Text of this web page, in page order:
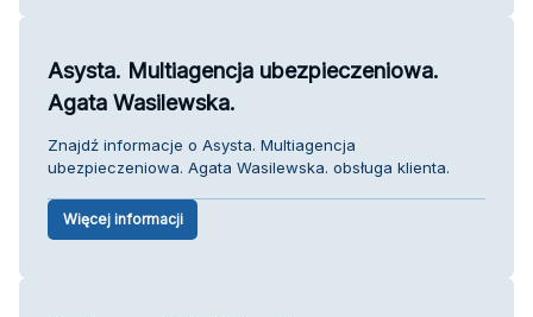
Asysta. Multiagencja ubezpieczeniowa.
Agata Wasilewska.
Znajdź informacje o Asysta. Multiagencja
ubezpieczeniowa. Agata Wasilewska. obsługa klienta.
Więcej informacji